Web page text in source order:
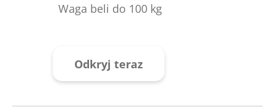
Waga beli do 100 kg
Odkryj teraz